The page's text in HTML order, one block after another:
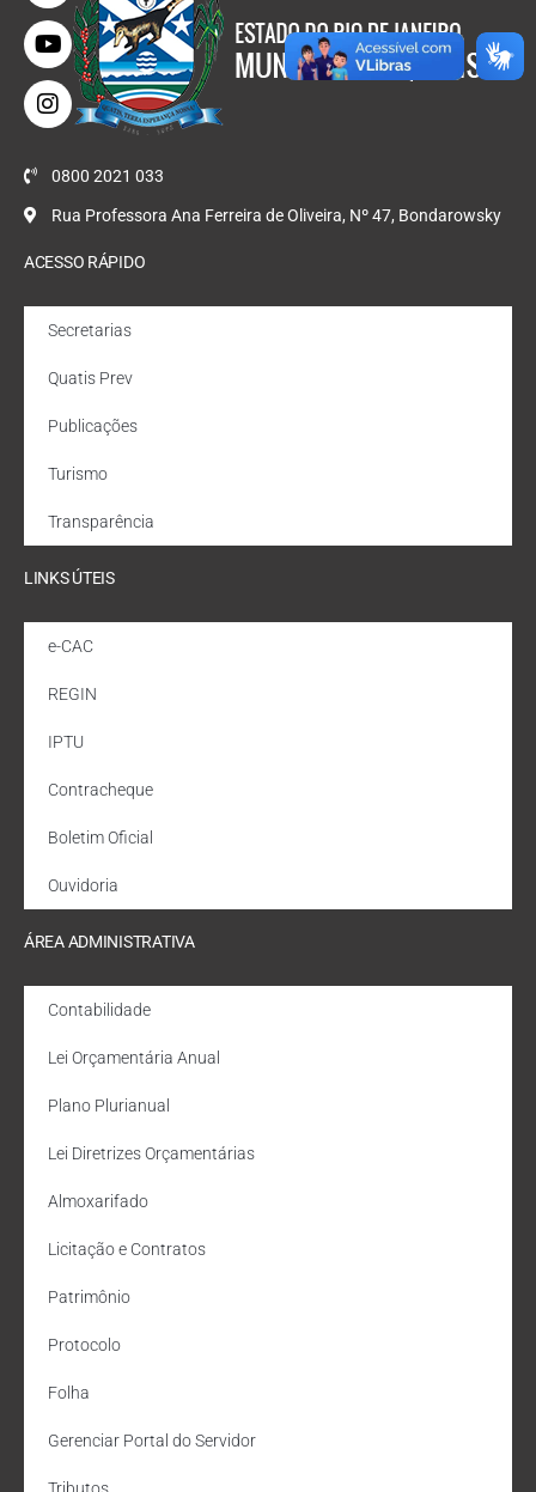
0800 2021 033
Rua Professora Ana Ferreira de Oliveira, Nº 47, Bondarowsky
ACESSO RÁPIDO
Secretarias
Quatis Prev
Publicações
Turismo
Transparência
LINKS ÚTEIS
e-CAC
REGIN
IPTU
Contracheque
Boletim Oficial
Ouvidoria
ÁREA ADMINISTRATIVA
Contabilidade
Lei Orçamentária Anual
Plano Plurianual
Lei Diretrizes Orçamentárias
Almoxarifado
Licitação e Contratos
Patrimônio
Protocolo
Folha
Gerenciar Portal do Servidor